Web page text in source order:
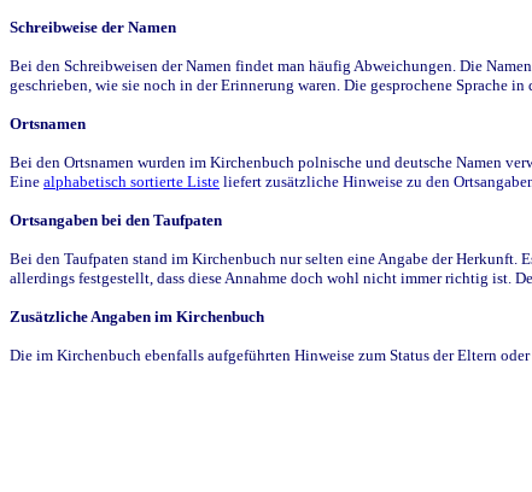
Schreibweise der Namen
Bei den Schreibweisen der Namen findet man häufig Abweichungen. Die
geschrieben, wie sie noch in der Erinnerung waren. Die gesprochene Sprache
Ortsnamen
Bei den Ortsnamen wurden im Kirchenbuch polnische und deutsche Namen
Eine alphabetisch sortierte Liste liefert zusätzliche Hinweise zu den
Ortsangaben bei den Taufpaten
Bei den Taufpaten stand im Kirchenbuch nur selten eine Angabe der Herkunft.
allerdings festgestellt, dass diese Annahme doch wohl nicht immer richtig ist.
Zusätzliche Angaben im Kirchenbuch
Die im Kirchenbuch ebenfalls aufgeführten Hinweise zum Status der Eltern